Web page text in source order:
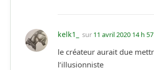
kelk1_ sur 11 avril 2020 14 h
le créateur aurait due
l’illusionniste